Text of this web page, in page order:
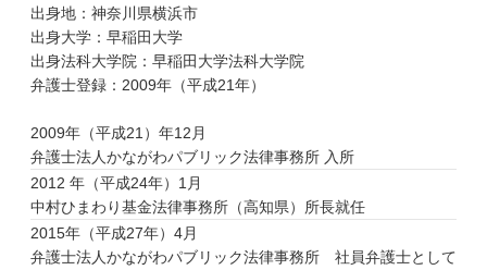
出身地：神奈川県横浜市
出身大学：早稲田大学
出身法科大学院：早稲田大学法科大学院
弁護士登録：2009年（平成21年）
2009年（平成21）年12月
弁護士法人かながわパブリック法律事務所 入所
2012 年（平成24年）1月
中村ひまわり基金法律事務所（高知県）所長就任
2015年（平成27年）4月
弁護士法人かながわパブリック法律事務所 社員弁護士として